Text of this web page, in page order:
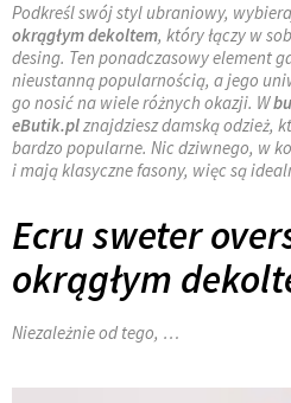
Podkreśl swój styl ubraniowy,
okrągłym dekoltem, który łączy w
desing. Ten ponadczasowy element
nieustanną popularnością, a jego
go nosić na wiele różnych okazji. W
eButik.plznajdziesz damską odzież,
bardzo popularne. Nic dziwnego, w
i mają klasyczne fasony, więc są
Ecru sweter
okrągłym
Niezależnie od tego, …